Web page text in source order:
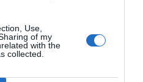
Use,
of my
with the
collected.
que hacer actuaciones
siempre se
Govern consigue la
Y esto ha pasado
empezó la covid, donde